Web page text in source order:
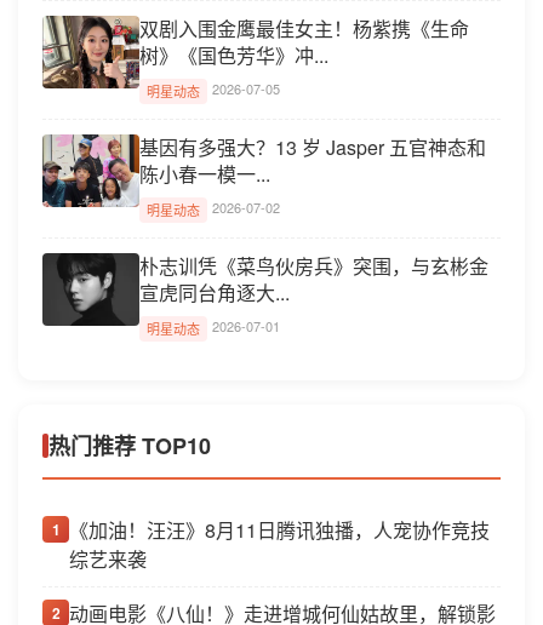
双剧入围金鹰最佳女主！杨紫携《生命
树》《国色芳华》冲...
明星动态 2026-07-05
基因有多强大？13 岁 Jasper 五官神态和
陈小春一模一...
明星动态 2026-07-02
朴志训凭《菜鸟伙房兵》突围，与玄彬金
宣虎同台角逐大...
明星动态 2026-07-01
热门推荐 TOP10
1
《加油！汪汪》8月11日腾讯独播，人宠协作竞技
综艺来袭
2 动画电影《八仙！》走进增城何仙姑故里，解锁影